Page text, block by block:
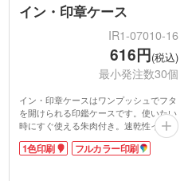
イン・印章ケース
IR1-07010-16
616円(税込)
最小発注数30個
イン・印章ケースはワンプッシュでフタ
を開けられる印鑑ケースです。使いたい
時にすぐ使える朱肉付き。速乾性インク
を使用しているので乾く時間が短いのが
嬉しいポイントです。コンパクトながら
1色印刷 フルカラー印刷